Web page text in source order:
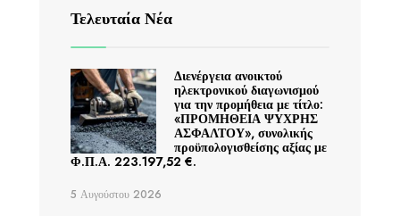
Τελευταία Νέα
Διενέργεια ανοικτού
ηλεκτρονικού διαγωνισμού
για την προμήθεια με τίτλο:
«ΠΡΟΜΗΘΕΙΑ ΨΥΧΡΗΣ
ΑΣΦΑΛΤΟΥ», συνολικής
προϋπολογισθείσης αξίας με
Φ.Π.Α. 223.197,52 €.
5 Αυγούστου 2026